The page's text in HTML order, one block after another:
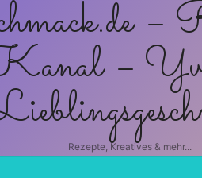
Rezepte, Kreatives & mehr...